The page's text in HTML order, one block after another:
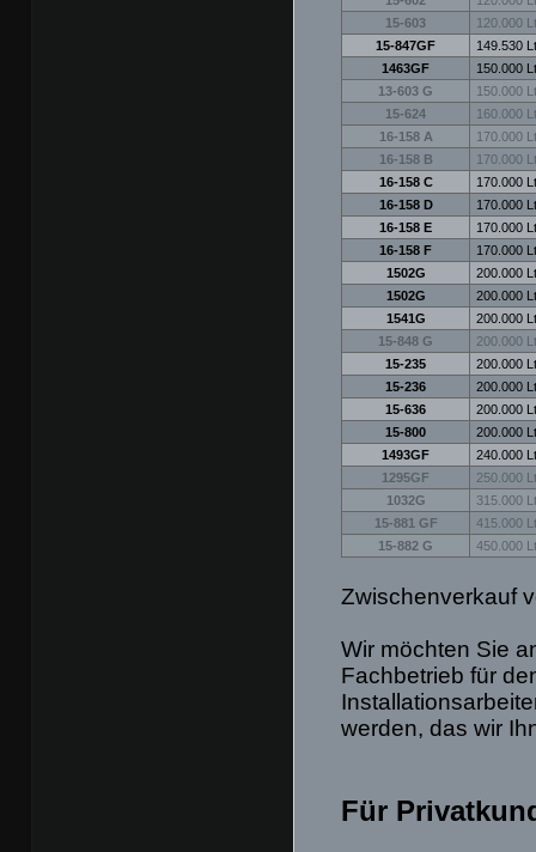
15-603
120.000
15-847GF
149.530
1463GF
150.000
13-603 G
150.000
15-624
160.000
16-158 A
170.000
16-158 B
170.000
16-158 C
170.000
16-158 D
170.000
16-158 E
170.000
16-158 F
170.000
1502G
200.000
1502G
200.000
1541G
200.000
15-848 G
200.000
15-235
200.000
15-236
200.000
15-636
200.000
15-800
200.000
1493GF
240.000
1295GF
250.000
1032G
315.000
15-881 GF
415.000
15-882 G
450.000
Zwischenverkauf
Wir möchten Sie
Fachbetrieb für
werden, das wir
Für